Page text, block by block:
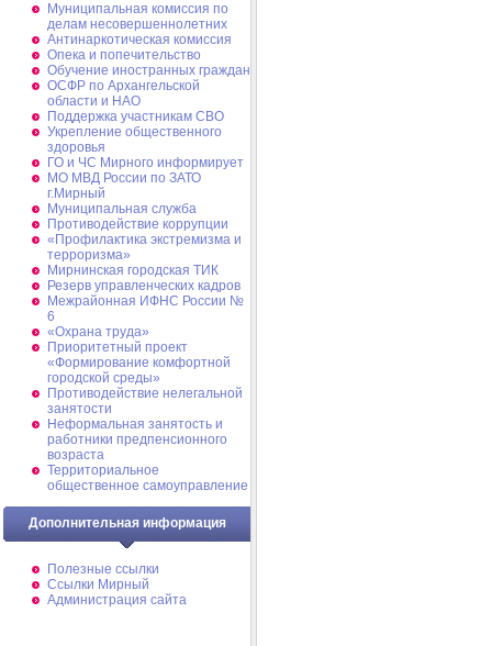
Муниципальная комиссия по
делам несовершеннолетних
Антинаркотическая комиссия
Опека и попечительство
Обучение иностранных граждан
ОСФР по Архангельской
области и НАО
Поддержка участникам СВО
Укрепление общественного
здоровья
ГО и ЧС Мирного информирует
МО МВД России по ЗАТО
г.Мирный
Муниципальная cлужба
Противодействие коррупции
«Профилактика экстремизма и
терроризма»
Мирнинская городская ТИК
Резерв управленческих кадров
Межрайонная ИФНС России №
6
«Охрана труда»
Приоритетный проект
«Формирование комфортной
городской среды»
Противодействие нелегальной
занятости
Неформальная занятость и
работники предпенсионного
возраста
Территориальное
общественное самоуправление
Дополнительная информация
Полезные ссылки
Ссылки Мирный
Администрация сайта